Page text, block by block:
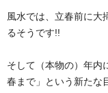
風水では、立春前に大
るそうです!!
そして（本物の）年内
春まで」という新たな